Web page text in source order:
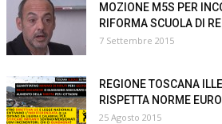
MOZIONE M5S PER
RIFORMA SCUOLA DI
7 Settembre 2015
REGIONE TOSCANA
RISPETTA NORME
25 Agosto 2015